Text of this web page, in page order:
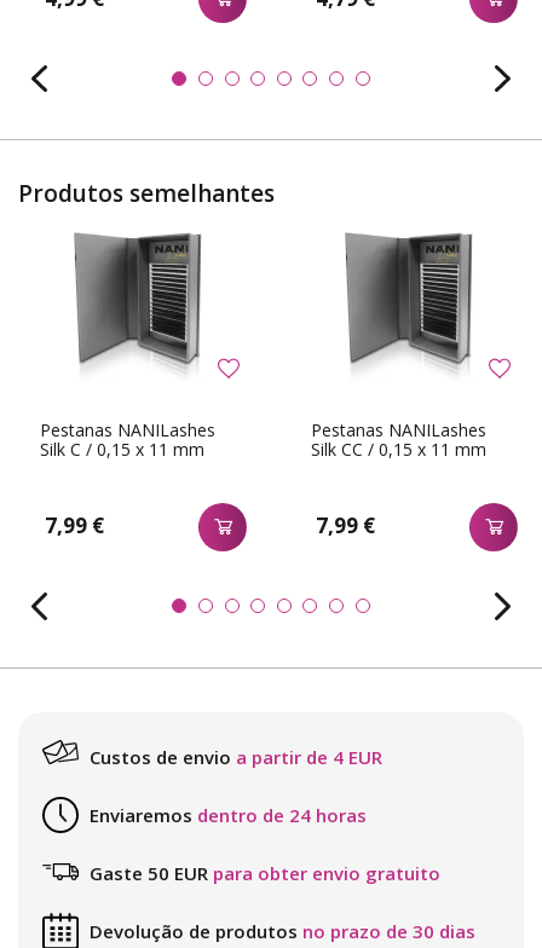
Produtos semelhantes
Pestanas NANILashes
Silk C / 0,15 x 11 mm
7,99 €
Pestanas NANILashes
Silk CC / 0,15 x 11 mm
7,99 €
Custos de envio a partir de 4 EUR
Enviaremos dentro de 24 horas
Gaste 50 EUR para obter envio gratuito
Devolução de produtos no prazo de 30 dias